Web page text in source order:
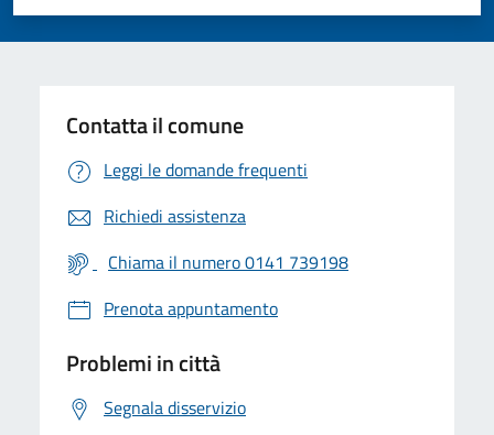
Valuta 5 stelle su 5
Valuta 4 stelle su 5
Valuta 3 stelle su 5
Valuta 2 stelle su 5
Valuta 1 stelle su 5
Contatta il comune
Leggi le domande frequenti
Richiedi assistenza
Chiama il numero 0141 739198
Prenota appuntamento
Problemi in città
Segnala disservizio